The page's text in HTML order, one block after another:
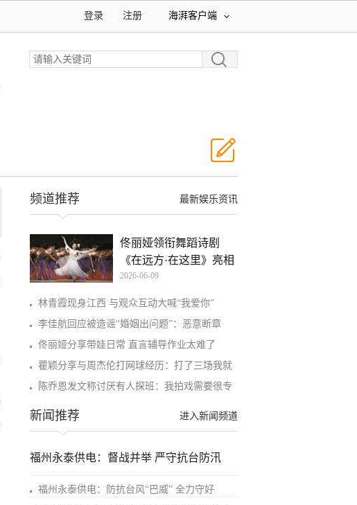
海湃客户端
注册
登录
最新娱乐资讯
频道推荐
佟丽娅领衔舞蹈诗剧
《在远方·在这里》亮相
厦
2026-06-09
林青霞现身江西 与观众互动大喊“我爱你”
李佳航回应被造谣“婚姻出问题”：恶意断章
佟丽娅分享带娃日常 直言辅导作业太难了
瞿颖分享与周杰伦打网球经历：打了三场我就
陈乔恩发文称讨厌有人探班：我拍戏需要很专
进入新闻频道
新闻推荐
福州永泰供电：督战并举 严守抗台防汛
福州永泰供电：防抗台风“巴威” 全力守好